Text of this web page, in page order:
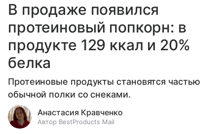
В продаже появился
протеиновый попкорн: в
продукте 129 ккал и 20%
белка
Протеиновые продукты становятся частью
обычной полки со снеками.
Анастасия Кравченко
Автор BestProducts Mail